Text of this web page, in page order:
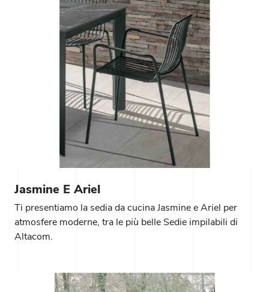
Jasmine E Ariel
Ti presentiamo la sedia da cucina Jasmine e Ariel per
atmosfere moderne, tra le più belle Sedie impilabili di
Altacom.